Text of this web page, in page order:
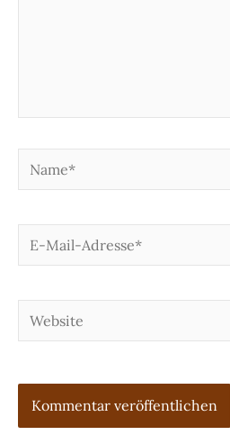
Name*
E-
Mail-
Website